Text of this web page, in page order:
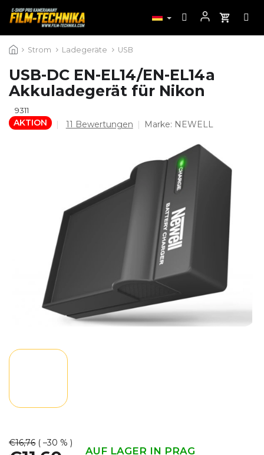
Inhalt Strom Ladegeräte USB
USB-DC EN-EL14/EN-EL14a
Akkuladegerät für Nikon
9311
AKTION
Die
Sternen.
11 Bewertungen Marke: NEWELL
€16,76 ( –30 % )
AUF LAGER IN PRAG